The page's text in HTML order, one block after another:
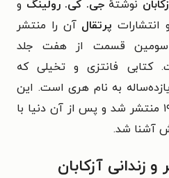
نوشتهٔجی. کی. رولینگ و
پرتقالآن را منتشر
قسمت از هفت جلد
کتابی فانتزی و تخیلی که
به نام هری است. این
کتاب اولین بار در سال ۱۹۹۷ منتشر شد و پس از آن دنیا با
آشنا شد.
و زندانی آزکابان